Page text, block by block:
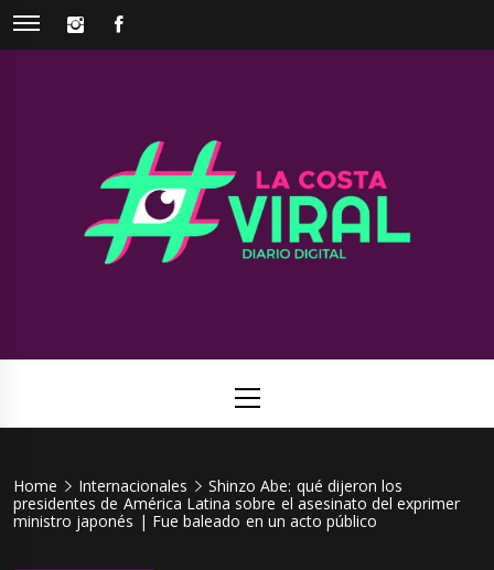
Skip
INSTAGRAM
Viral
Menu
Home Internacionales
Shinzo Abe: qué dijeron los
presidentes de América Latina sobre el asesinato del exprimer
ministro japonés | Fue baleado en un acto público